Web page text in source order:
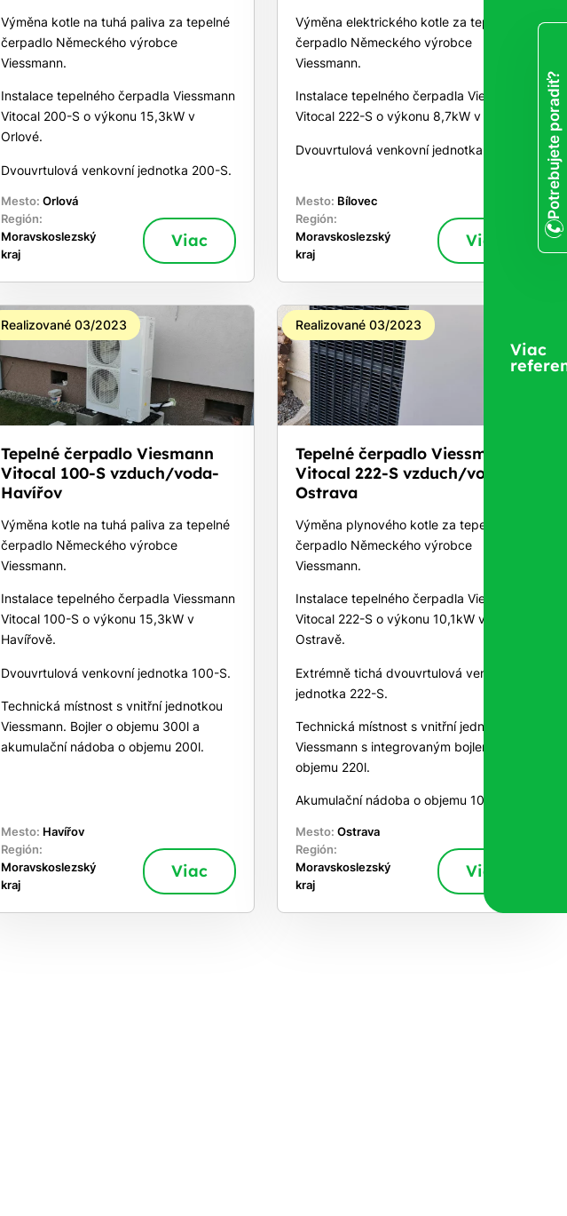
Výměna kotle na tuhá paliva za tepelné
čerpadlo Německého výrobce
Viessmann.
Instalace tepelného čerpadla Viessmann
Vitocal 200-S o výkonu 15,3kW v
Orlové.
Dvouvrtulová venkovní jednotka 200-S.
Mesto: Orlová
Región:
Moravskoslezský
kraj
Viac
Výměna elektrického kotle za tepelné
čerpadlo Německého výrobce
Viessmann.
Instalace tepelného čerpadla Viessmann
Vitocal 222-S o výkonu 8,7kW v Bílovci.
Dvouvrtulová venkovní jednotka 222-S.
Mesto: Bílovec
Región:
Moravskoslezský
kraj
Viac
Realizované 03/2023
Tepelné čerpadlo Viesmann
Vitocal 100-S vzduch/voda-
Havířov
Výměna kotle na tuhá paliva za tepelné
čerpadlo Německého výrobce
Viessmann.
Instalace tepelného čerpadla Viessmann
Vitocal 100-S o výkonu 15,3kW v
Havířově.
Dvouvrtulová venkovní jednotka 100-S.
Technická místnost s vnitřní jednotkou
Viessmann. Bojler o objemu 300l a
akumulační nádoba o objemu 200l.
Mesto: Havířov
Región:
Moravskoslezský
kraj
Viac
Realizované 03/2023
Tepelné čerpadlo Viessmann
Vitocal 222-S vzduch/voda-
Ostrava
Výměna plynového kotle za tepelné
čerpadlo Německého výrobce
Viessmann.
Instalace tepelného čerpadla Viessmann
Vitocal 222-S o výkonu 10,1kW v
Ostravě.
Extrémně tichá dvouvrtulová venkovní
jednotka 222-S.
Technická místnost s vnitřní jednotkou
Viessmann s integrovaným bojlerem o
objemu 220l.
Akumulační nádoba o objemu 100l.
Mesto: Ostrava
Región:
Moravskoslezský
kraj
Viac
Viac
Potrebujete poradiť?